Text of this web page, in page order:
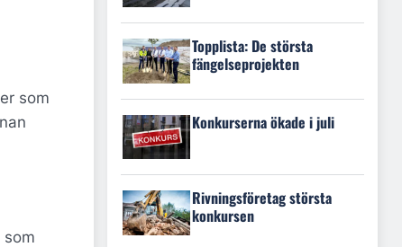
som
Topplista: De största
fängelseprojekten
Konkurserna ökade i juli
Rivningsföretag största
konkursen